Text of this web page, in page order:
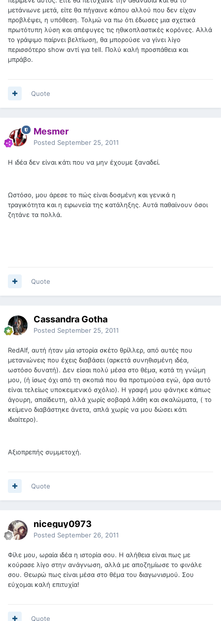
μετάνιωνε μετά, είτε θα πήγαινε κάπου αλλού που δεν είχαν
προβλέψει, η υπόθεση. Τολμώ να πω ότι έδωσες μια σχετικά
πρωτότυπη λύση και απέφυγες τις ηθικοπλαστικές κορόνες. Αλλά
το γράψιμο παίρνει βελτίωση, θα μπορούσε να γίνει λίγο
περισσότερο show αντί για tell. Πολύ καλή προσπάθεια και
μπράβο.
Quote
Mesmer
Posted September 25, 2011
Η ιδέα δεν είναι κάτι που να μην έχουμε ξαναδεί.
Ωστόσο, μου άρεσε το πώς είναι δοσμένη και γενικά η
τραγικότητα και η ειρωνεία της κατάληξης. Αυτά παθαίνουν όσοι
ζητάνε τα πολλά.
Quote
Cassandra Gotha
Posted September 25, 2011
RedAlf, αυτή ήταν μία ιστορία σκέτο θρίλλερ, από αυτές που
μετανιώνεις που έχεις διαβάσει (αρκετά συνηθισμένη ιδέα,
ωστόσο δυνατή). Δεν είσαι πολύ μέσα στο θέμα, κατά τη γνώμη
μου, (ή ίσως όχι από τη σκοπιά που θα προτιμούσα εγώ, άρα αυτό
είναι τελείως υποκειμενικό σχόλιο). Η γραφή μου φάνηκε κάπως
άγουρη, απαίδευτη, αλλά χωρίς σοβαρά λάθη και σκαλώματα, ( το
κείμενο διαβάστηκε άνετα, απλά χωρίς να μου δώσει κάτι
ιδιαίτερο).
Αξιοπρεπής συμμετοχή.
Quote
niceguy0973
Posted September 26, 2011
Φίλε μου, ωραία ιδέα η ιστορία σου. Η αλήθεια είναι πως με
κούρασε λίγο στην ανάγνωση, αλλά με αποζημίωσε το φινάλε
σου. Θεωρώ πως είναι μέσα στο θέμα του διαγωνισμού. Σου
εύχομαι καλή επιτυχία!
Quote